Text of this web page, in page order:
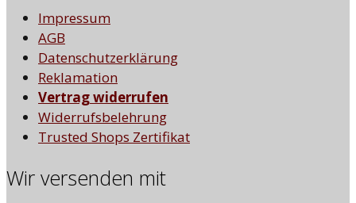
Impressum
AGB
Datenschutzerklärung
Reklamation
Vertrag widerrufen
Widerrufsbelehrung
Trusted Shops Zertifikat
Wir versenden mit